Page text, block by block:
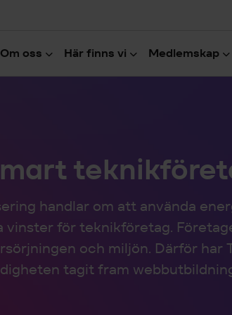
Om oss Här finns vi Medlemskap
handlar om att använda
vinster för teknikföretag.
och miljön. Därför har
tagit fram